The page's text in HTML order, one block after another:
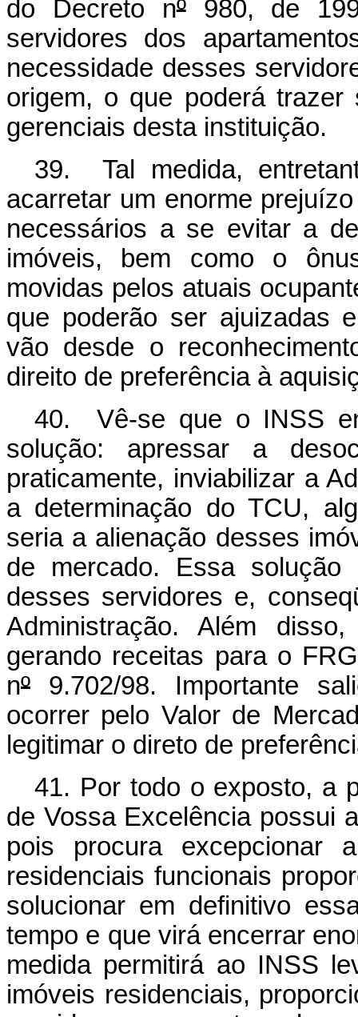
do Decreto nº980, de
servidores dos
necessidade desses
origem, o que poderá trazer
gerenciais desta instituição.
39. Tal medida,
acarretar um enorme
necessários a se evitar a
imóveis, bem como o
movidas pelos atuais
que poderão ser ajuizadas
vão desde o
direito de preferência à
40. Vê-se que o INSS
solução: apressar a
praticamente, inviabilizar a
a determinação do TCU,
seria a alienação desses
de mercado. Essa
desses servidores e,
Administração. Além
gerando receitas para o
nº 9.702/98. Importante
ocorrer pelo Valor de
legitimar o direto de
41. Por todo o exposto, a
de Vossa Excelência possui
pois procura excepcionar
residenciais funcionais
solucionar em definitivo
tempo e que virá encerrar
medida permitirá ao INSS
imóveis residenciais,